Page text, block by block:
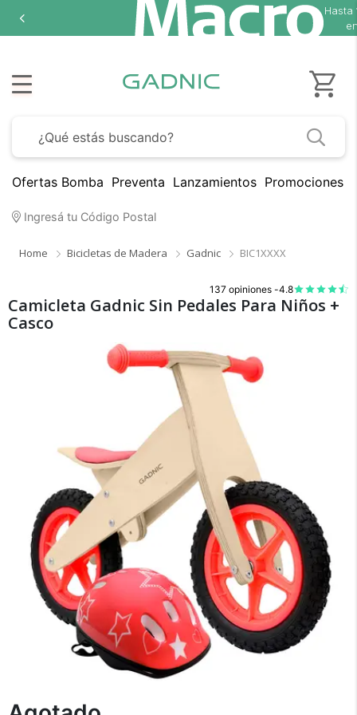
Hasta
Ofertas Bomba Preventa Lanzamientos Promociones
Ingresá tu Código Postal
Home Bicicletas de Madera Gadnic BIC1XXXX
137 opiniones -4.8
Camicleta Gadnic Sin Pedales Para Niños +
Casco
Medios de Pago ×